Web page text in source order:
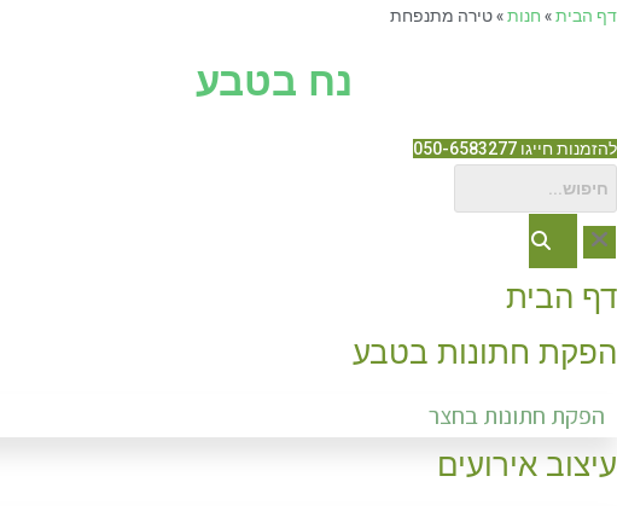
Skip
דף הבית» חנות»טירה מתנפחת
נח בטבע
להזמנות חייגו 050-6583277
דף הבית
הפקת חתונות בטבע
הפקת חתונות בחצר
עיצוב אירועים